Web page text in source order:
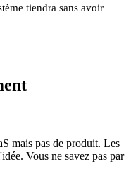
tiendra sans avoir
mais pas de produit. Les
Vous ne savez pas par